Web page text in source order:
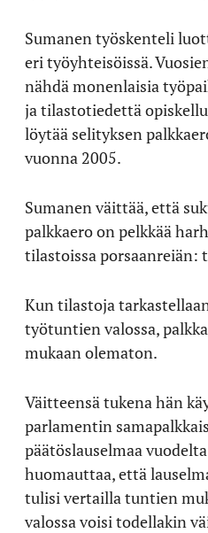
Sumanen työskenteli
eri työyhteisöissä.
nähdä monenlaisia
ja tilastotiedettä
löytää selityksen
vuonna 2005.
Sumanen väittää, että
palkkaero on pelkkää
tilastoissa
Kun tilastoja
työtuntien valossa,
mukaan olematon.
Väitteensä tukena hän
parlamentin
päätöslauselmaa
huomauttaa, että
tulisi vertailla tuntien
valossa voisi todellakin